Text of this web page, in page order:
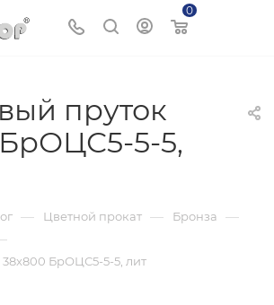
0
пруток
5-5,
— Цветной прокат — Бронза —
БрОЦС5-5-5, лит